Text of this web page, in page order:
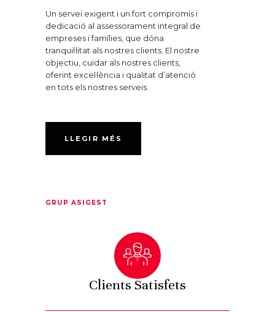
Un servei exigent i un fort compromís i
dedicació al assessorament integral de
empreses i famílies, que dóna
tranquil·litat als nostres clients. El nostre
objectiu, cuidar als nostres clients,
oferint excel·lència i qualitat d’atenció
en tots els nostres serveis.
LLEGIR MÉS
GRUP ASIGEST
Clients Satisfets